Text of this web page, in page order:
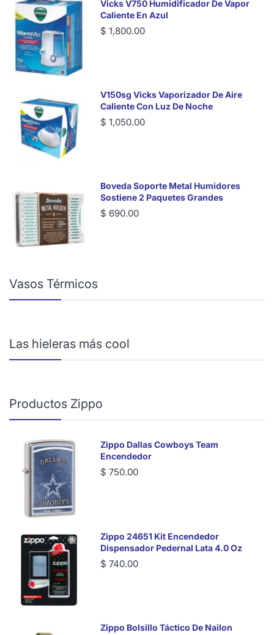
Vicks V750 Humidificador De Vapor
Caliente En Azul
$ 1,800.00
V150sg Vicks Vaporizador De Aire
Caliente Con Luz De Noche
$ 1,050.00
Boveda Soporte Metal Humidores
Sostiene 2 Paquetes Grandes
$ 690.00
Vasos Térmicos
Las hieleras más cool
Productos Zippo
Zippo Dallas Cowboys Team
Encendedor
$ 750.00
Zippo 24651 Kit Encendedor
Dispensador Pedernal Lata 4.0 Oz
$ 740.00
Zippo Bolsillo Táctico De Nailon